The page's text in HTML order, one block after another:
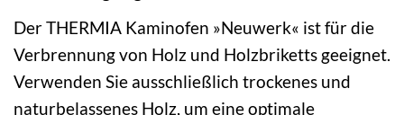
Der THERMIA Kaminofen »Neuwerk« ist für die
Verbrennung von Holz und Holzbriketts geeignet.
Verwenden Sie ausschließlich trockenes und
naturbelassenes Holz, um eine optimale